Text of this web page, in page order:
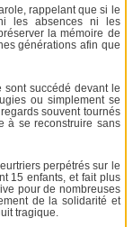
rappelant que si le
les absences ni les
la mémoire de
générations afin que
succédé devant le
ou simplement se
souvent tournés
à se reconstruire sans
perpétrés sur le
15 enfants, et fait plus
pour de nombreuses
de la solidarité et
tragique.